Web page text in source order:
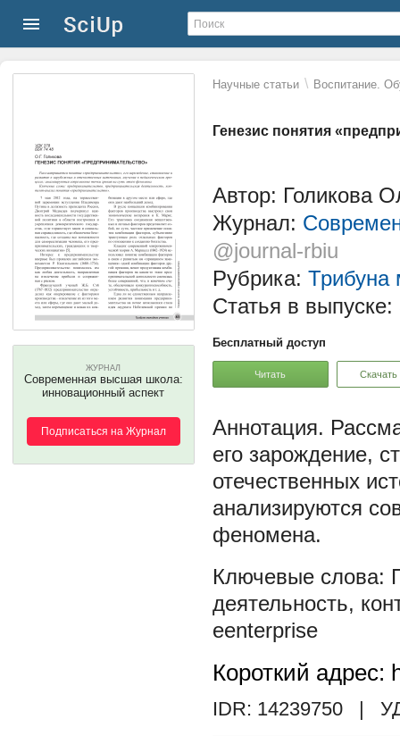
Научные статьи \ Воспитание.
Генезис понятия
ЖУРНАЛ
Современная высшая школа:
инновационный аспект
Подписаться на Журнал
Автор: Голикова
Журнал:
@journal-rbiu
Рубрика: Трибуна
Статья в выпуске:
Бесплатный доступ
Читать Скачать
его зарождение,
отечественных
анализируются
феномена.
деятельность,
еenterprise
Короткий адрес:
IDR: 14239750 |